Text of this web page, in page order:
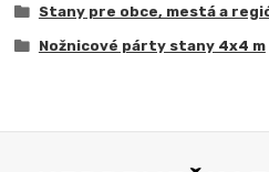
Stany pre obce, mestá a
Nožnicové párty stany 4x4 m